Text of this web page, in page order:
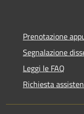
Prenotazione
Segnalazione
Leggi le FAQ
Richiesta